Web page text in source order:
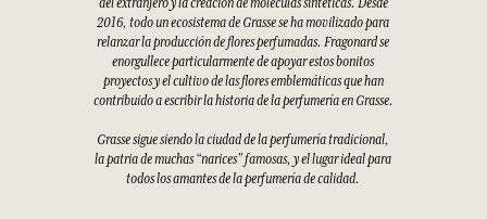
del extranjero y la creación de moléculas sintéticas. Desde
2016, todo un ecosistema de Grasse se ha movilizado para
relanzar la producción de flores perfumadas. Fragonard se
enorgullece particularmente de apoyar estos bonitos
proyectos y el cultivo de las flores emblemáticas que han
contribuido a escribir la historia de la perfumería en Grasse.
Grasse sigue siendo la ciudad de la perfumería tradicional,
la patria de muchas “narices” famosas, y el lugar ideal para
todos los amantes de la perfumería de calidad.